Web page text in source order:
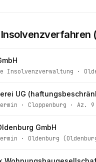
(
Insolvenzverwaltung ·
UG
· Cloppenburg · Az. 9
GmbH
· Oldenburg